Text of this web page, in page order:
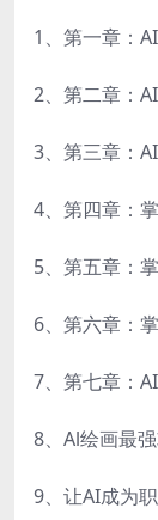
1、第一章：
2、第二章：
3、第三章：
4、第四章：
5、第五章：
6、第六章：
7、第七章：
8、Al绘画最
9、让AI成为